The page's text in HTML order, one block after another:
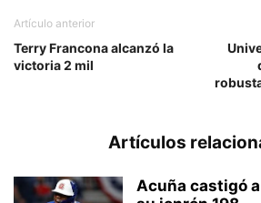
Artículo anterior
Terry Francona alcanzó la
victoria 2 mil
Artículos
Acuña castigó